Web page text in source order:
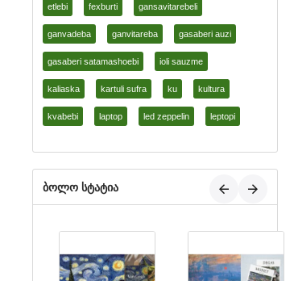
etlebi fexburti gansavitarebeli
ganvadeba ganvitareba gasaberi auzi
gasaberi satamashoebi ioli sauzme
kaliaska kartuli sufra ku kultura
kvabebi laptop led zeppelin leptopi
ბოლო სტატია